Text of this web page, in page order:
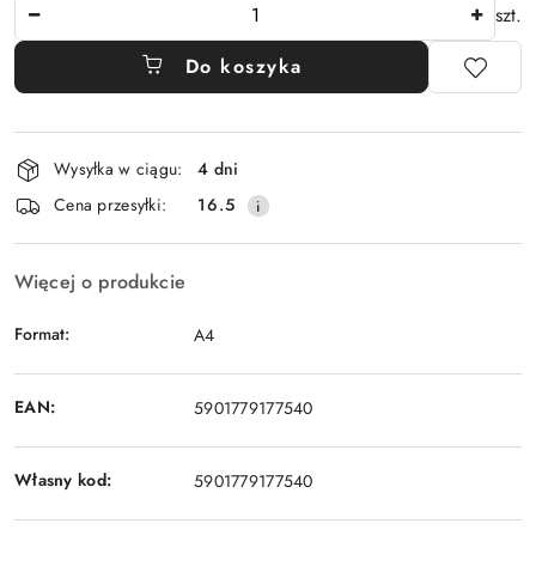
szt.
Do koszyka
Dostępność
i
dostawa
Wysyłka w ciągu:
4 dni
Cena przesyłki:
16.5
Więcej o produkcie
Format: A4
EAN: 5901779177540
Własny kod: 5901779177540